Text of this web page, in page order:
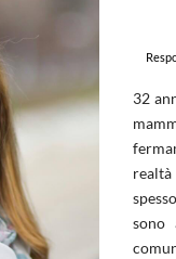
32
sono